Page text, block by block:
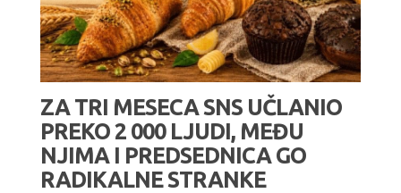
ZA TRI MESECA SNS UČLANIO
PREKO 2 000 LJUDI, MEĐU
NJIMA I PREDSEDNICA GO
RADIKALNE STRANKE